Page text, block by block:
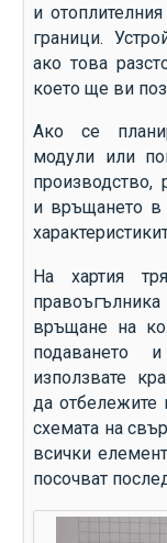
и
граници.
ако това
което ще ви
Ако се
модули или
производство,
и връщането в
На хартия
връщане на
подаването
използвате
да отбележите
схемата на
всички
посочват